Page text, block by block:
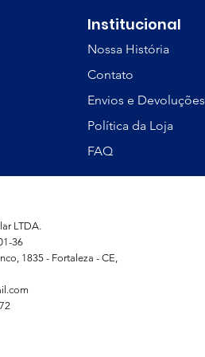
Institucional
Nossa História
Contato
Envios e Devoluções
Política da Loja
FAQ
LTDA.
36
1835 - Fortaleza - CE,